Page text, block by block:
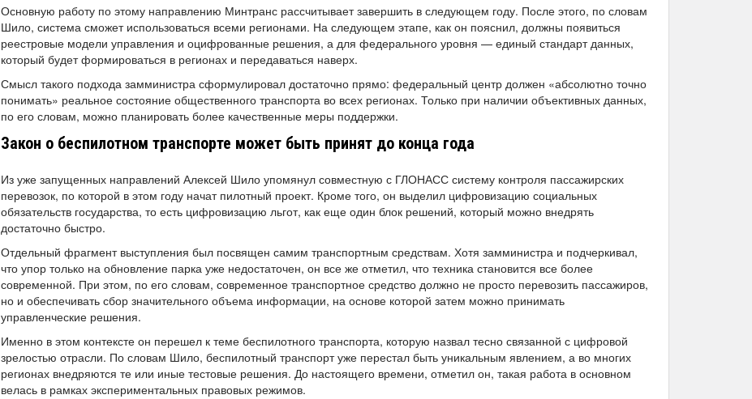
Основную работу по этому направлению Минтранс рассчитывает завершить в следующем году. После этого, по словам
Шило, система сможет использоваться всеми регионами. На следующем этапе, как он пояснил, должны появиться
реестровые модели управления и оцифрованные решения, а для федерального уровня — единый стандарт данных,
который будет формироваться в регионах и передаваться наверх.
Смысл такого подхода замминистра сформулировал достаточно прямо: федеральный центр должен «абсолютно точно
понимать» реальное состояние общественного транспорта во всех регионах. Только при наличии объективных данных,
по его словам, можно планировать более качественные меры поддержки.
Закон о беспилотном транспорте может быть принят до конца года
Из уже запущенных направлений Алексей Шило упомянул совместную с ГЛОНАСС систему контроля пассажирских
перевозок, по которой в этом году начат пилотный проект. Кроме того, он выделил цифровизацию социальных
обязательств государства, то есть цифровизацию льгот, как еще один блок решений, который можно внедрять
достаточно быстро.
Отдельный фрагмент выступления был посвящен самим транспортным средствам. Хотя замминистра и подчеркивал,
что упор только на обновление парка уже недостаточен, он все же отметил, что техника становится все более
современной. При этом, по его словам, современное транспортное средство должно не просто перевозить пассажиров,
но и обеспечивать сбор значительного объема информации, на основе которой затем можно принимать
управленческие решения.
Именно в этом контексте он перешел к теме беспилотного транспорта, которую назвал тесно связанной с цифровой
зрелостью отрасли. По словам Шило, беспилотный транспорт уже перестал быть уникальным явлением, а во многих
регионах внедряются те или иные тестовые решения. До настоящего времени, отметил он, такая работа в основном
велась в рамках экспериментальных правовых режимов.